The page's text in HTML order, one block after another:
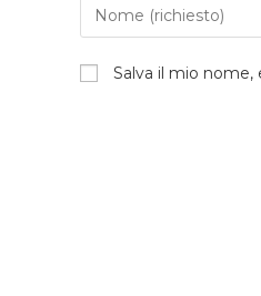
Salva il mio